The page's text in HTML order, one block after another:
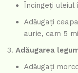
Încingeți
Adăugați
aurie, cam 5
Adăugarea
Adăugați